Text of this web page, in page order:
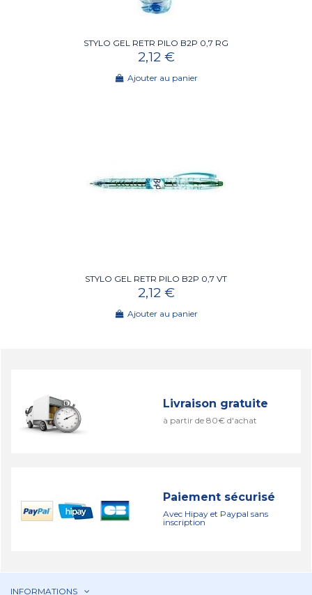
STYLO GEL RETR PILO B2P 0,7 RG
2,12 €
Ajouter au panier
STYLO GEL RETR PILO B2P 0,7 VT
2,12 €
Ajouter au panier
Livraison gratuite
à partir de 80€ d'achat
Paiement sécurisé
Avec Hipay et Paypal sans
inscription
INFORMATIONS